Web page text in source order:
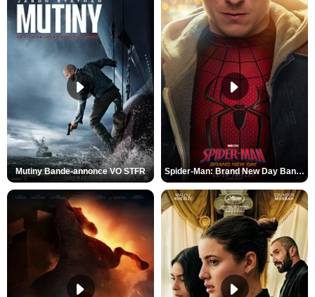
Mutiny Bande-annonce VO STFR Spider-Man: Brand New Day Bande-annonce VO STFR